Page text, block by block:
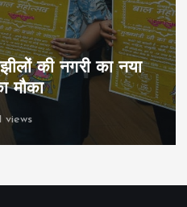
की नगरी का नया
मौका
views